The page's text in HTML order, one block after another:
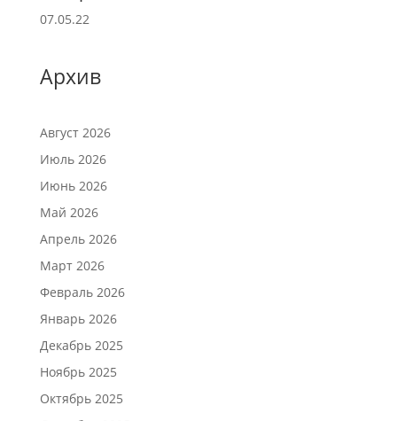
07.05.22
Архив
Август 2026
Июль 2026
Июнь 2026
Май 2026
Апрель 2026
Март 2026
Февраль 2026
Январь 2026
Декабрь 2025
Ноябрь 2025
Октябрь 2025